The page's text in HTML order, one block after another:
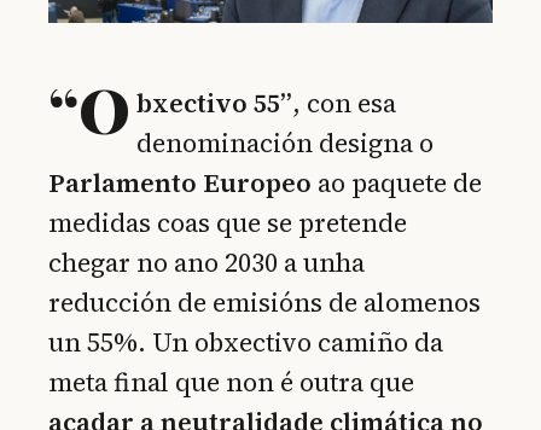
“O bxectivo 55”, con esa
denominación designa o
Parlamento Europeo ao paquete de
medidas coas que se pretende
chegar no ano 2030 a unha
reducción de emisións de alomenos
un 55%. Un obxectivo camiño da
meta final que non é outra que
acadar a neutralidade climática no